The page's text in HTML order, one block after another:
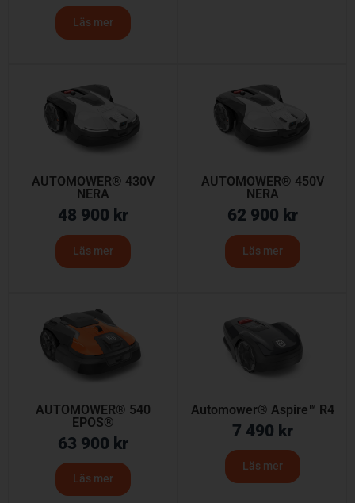
Läs mer
AUTOMOWER® 430V
NERA
48 900 kr
Läs mer
AUTOMOWER® 450V
NERA
62 900 kr
Läs mer
AUTOMOWER® 540
EPOS®
63 900 kr
Läs mer
Automower® Aspire™ R4
7 490 kr
Läs mer